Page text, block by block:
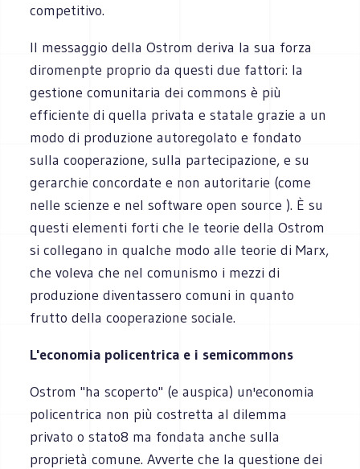
competitivo.
Il messaggio della Ostrom deriva la sua forza
diromenpte proprio da questi due fattori: la
gestione comunitaria dei commons è più
efficiente di quella privata e statale grazie a un
modo di produzione autoregolato e fondato
sulla cooperazione, sulla partecipazione, e su
gerarchie concordate e non autoritarie (come
nelle scienze e nel software open source ). È su
questi elementi forti che le teorie della Ostrom
si collegano in qualche modo alle teorie di Marx,
che voleva che nel comunismo i mezzi di
produzione diventassero comuni in quanto
frutto della cooperazione sociale.
L'economia policentrica e i semicommons
Ostrom "ha scoperto" (e auspica) un'economia
policentrica non più costretta al dilemma
privato o stato8 ma fondata anche sulla
proprietà comune. Avverte che la questione dei